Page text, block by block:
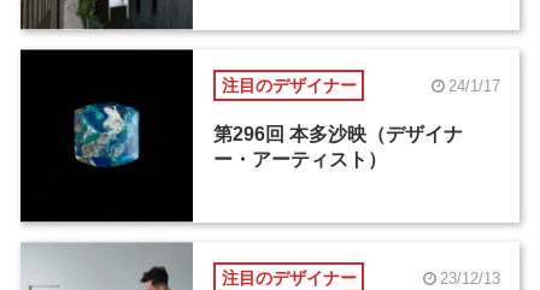
注目のデザイナー 24/1/17
第296回 本多沙映（デザイナ
ー・アーティスト）
注目のデザイナー 23/12/13